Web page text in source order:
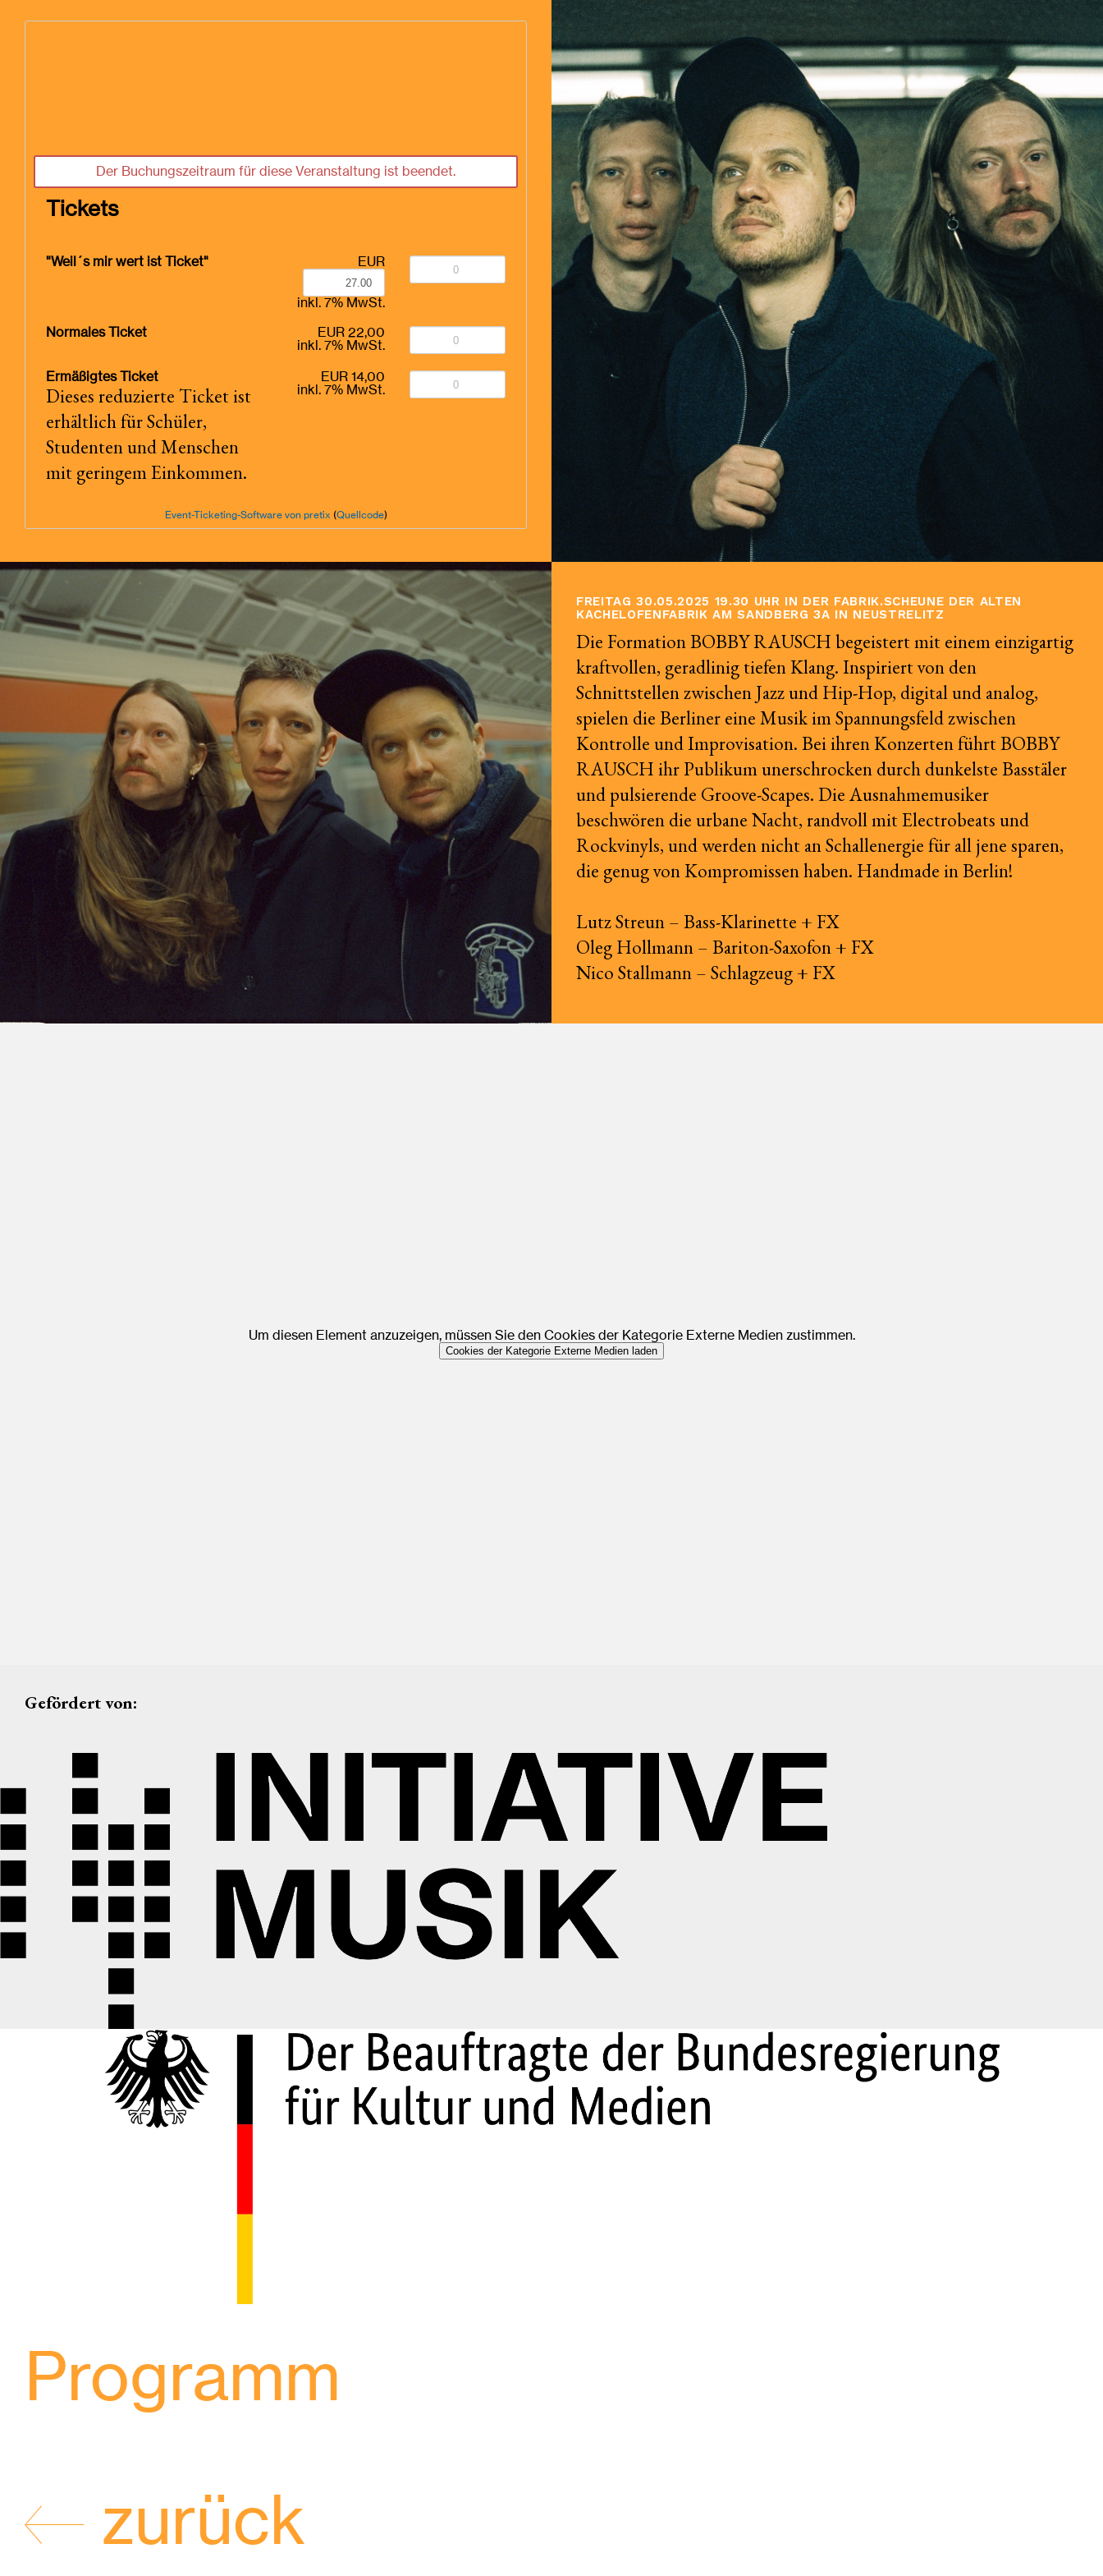
Der Buchungszeitraum für diese Veranstaltung ist beendet.
Tickets
"Weil´s mir wert ist Ticket" EUR
inkl. 7% MwSt.
Normales Ticket
EUR 22,00
inkl. 7% MwSt.
Ermäßigtes Ticket
Dieses reduzierte Ticket ist
erhältlich für Schüler,
Studenten und Menschen
mit geringem Einkommen.
EUR 14,00
inkl. 7% MwSt.
Event-Ticketing-Software von pretix (Quellcode)
FREITAG 30.05.2025 19.30 UHR IN DER FABRIK.SCHEUNE DER ALTEN
KACHELOFENFABRIK AM SANDBERG 3A IN NEUSTRELITZ
Die Formation BOBBY RAUSCH begeistert mit einem einzigartig
kraftvollen, geradlinig tiefen Klang. Inspiriert von den
Schnittstellen zwischen Jazz und Hip-Hop, digital und analog,
spielen die Berliner eine Musik im Spannungsfeld zwischen
Kontrolle und Improvisation. Bei ihren Konzerten führt BOBBY
RAUSCH ihr Publikum unerschrocken durch dunkelste Basstäler
und pulsierende Groove-Scapes. Die Ausnahmemusiker
beschwören die urbane Nacht, randvoll mit Electrobeats und
Rockvinyls, und werden nicht an Schallenergie für all jene sparen,
die genug von Kompromissen haben. Handmade in Berlin!
Lutz Streun – Bass-Klarinette + FX
Oleg Hollmann – Bariton-Saxofon + FX
Nico Stallmann – Schlagzeug + FX
Um diesen Element anzuzeigen, müssen Sie den Cookies der Kategorie Externe Medien zustimmen.
Cookies der Kategorie Externe Medien laden
Gefördert von:
Programm
zurück